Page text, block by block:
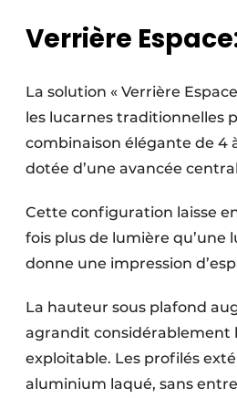
Verrière
La solution « Verrière
les lucarnes traditionnelles
combinaison élégante de 4
dotée d’une avancée
Cette configuration laisse
fois plus de lumière qu’une
donne une impression
La hauteur sous plafond
agrandit considérablement
exploitable. Les profilés
aluminium laqué, sans